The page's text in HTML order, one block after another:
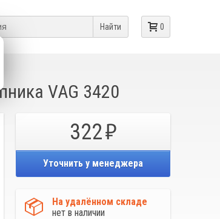
Найти 0
VAG 3420
322
Уточнить у менеджера
На удалённом складе
нет в наличии